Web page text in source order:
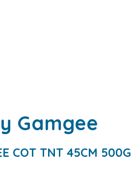
Gamgee
COT TNT 45CM 500G